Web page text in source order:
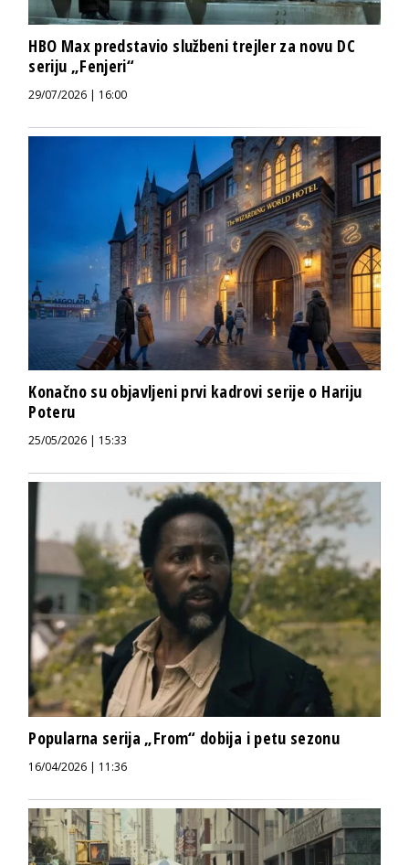
HBO Max predstavio službeni trejler za novu DC
seriju „Fenjeri“
29/07/2026 | 16:00
Konačno su objavljeni prvi kadrovi serije o Hariju
Poteru
25/05/2026 | 15:33
Popularna serija „From“ dobija i petu sezonu
16/04/2026 | 11:36